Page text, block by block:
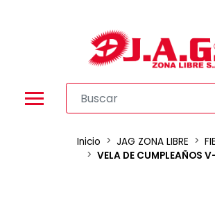
Inicio JAG ZONA LIBRE
VELA DE CUMPLEAÑOS